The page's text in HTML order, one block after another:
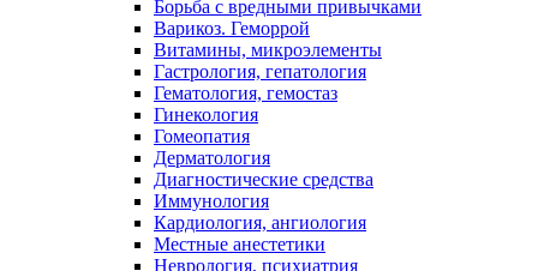
Борьба с вредными привычками
Варикоз. Геморрой
Витамины, микроэлементы
Гастрология, гепатология
Гематология, гемостаз
Гинекология
Гомеопатия
Дерматология
Диагностические средства
Иммунология
Кардиология, ангиология
Местные анестетики
Неврология, психиатрия